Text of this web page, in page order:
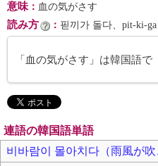
意味： 血の気がさす
読み方 ： 핃끼가 돌다、pit-ki-
「血の気がさす」は韓国語で
連語の韓国語単語
비바람이 몰아치다（雨風が